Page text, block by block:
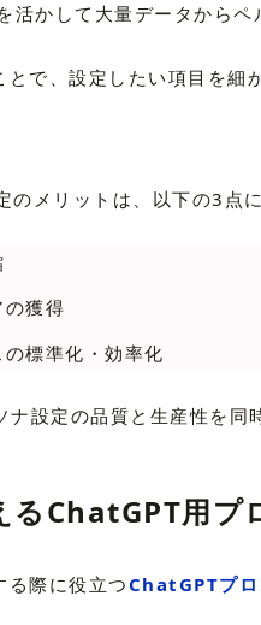
かして大量データからペ
とで、設定したい項目を
メリットは、以下の3点
獲得
標準化・効率化
設定の品質と生産性を同
るChatGPT用プ
る際に役立つ ChatGPTプ